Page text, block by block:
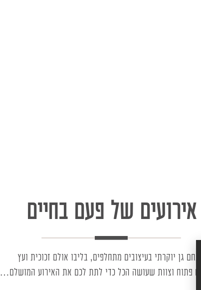
אירועים של פעם בחיים
מתחם גן יוקרתי בעיצובים מתחלפים, בליבו אולם זכוכית ועץ
פתוח וצוות שעושה הכל כדי לתת לכם את האירוע המושלם…